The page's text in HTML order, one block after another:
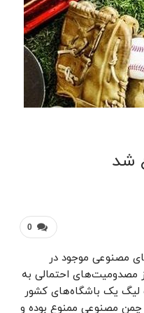
شد
0
مصنوعی موجود در
مصدومیت‌های احتمالی به
لیگ یک باشگاه‌های کشور
چمن مصنوعی ممنوع بوده و